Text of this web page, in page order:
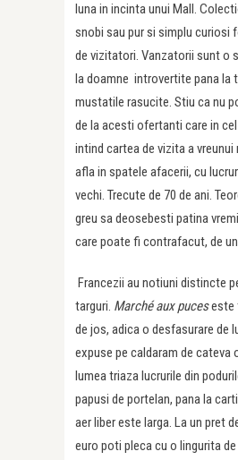
luna in incinta unui Mall.
snobi sau pur si simplu curiosi
de vizitatori. Vanzatorii sunt o
la doamne introvertite pana la
mustatile rasucite. Stiu ca nu
de la acesti ofertanti care in
intind cartea de vizita a vreunui
afla in spatele afacerii, cu
vechi. Trecute de 70 de ani.
greu sa deosebesti patina
care poate fi contrafacut, de
Francezii au notiuni distincte
targuri. Marché aux puceseste
de jos, adica o desfasurare de
expuse pe caldaram de cateva
lumea triaza lucrurile din
papusi de portelan, pana la
aer liber este larga. La un pret
euro poti pleca cu o lingurita